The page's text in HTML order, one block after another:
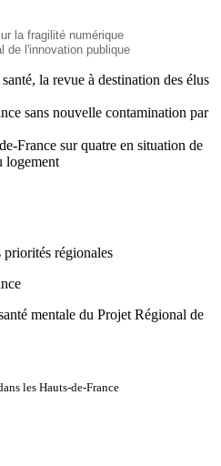
la fragilité numérique
de l'innovation publique
la revue à destination des élus
sans nouvelle contamination par
France sur quatre en situation de
logement
régionales
mentale du Projet Régional de
les Hauts-de-France